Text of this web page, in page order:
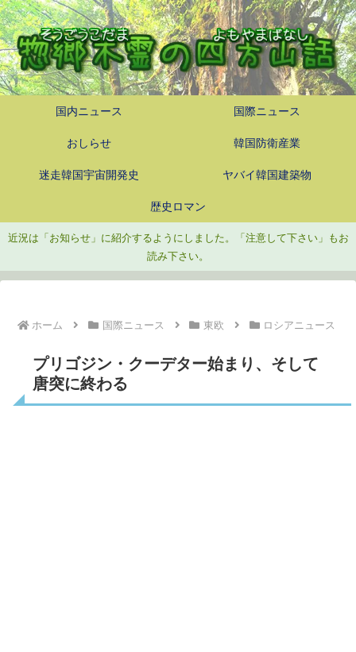
国内ニュース 国際ニュース
おしらせ 韓国防衛産業
迷走韓国宇宙開発史 ヤバイ韓国建築物
歴史ロマン
近況は「お知らせ」に紹介するようにしました。「注意して下さい」もお
読み下さい。
ホーム 国際ニュース 東欧 ロシアニュース
プリゴジン・クーデター始まり、そして
唐突に終わる